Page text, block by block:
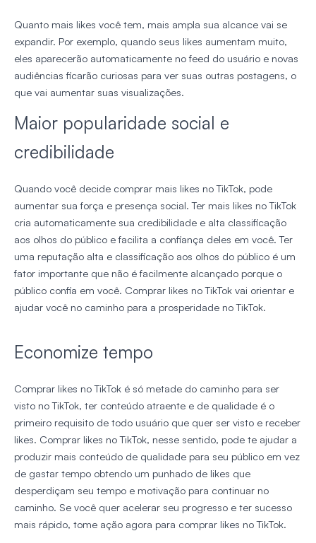
Quanto mais likes você tem, mais ampla sua alcance vai se
expandir. Por exemplo, quando seus likes aumentam muito,
eles aparecerão automaticamente no feed do usuário e novas
audiências ficarão curiosas para ver suas outras postagens, o
que vai aumentar suas visualizações.
Maior popularidade social e
credibilidade
Quando você decide comprar mais likes no TikTok, pode
aumentar sua força e presença social. Ter mais likes no TikTok
cria automaticamente sua credibilidade e alta classificação
aos olhos do público e facilita a confiança deles em você. Ter
uma reputação alta e classificação aos olhos do público é um
fator importante que não é facilmente alcançado porque o
público confia em você. Comprar likes no TikTok vai orientar e
ajudar você no caminho para a prosperidade no TikTok.
Economize tempo
Comprar likes no TikTok é só metade do caminho para ser
visto no TikTok, ter conteúdo atraente e de qualidade é o
primeiro requisito de todo usuário que quer ser visto e receber
likes. Comprar likes no TikTok, nesse sentido, pode te ajudar a
produzir mais conteúdo de qualidade para seu público em vez
de gastar tempo obtendo um punhado de likes que
desperdiçam seu tempo e motivação para continuar no
caminho. Se você quer acelerar seu progresso e ter sucesso
mais rápido, tome ação agora para comprar likes no TikTok.